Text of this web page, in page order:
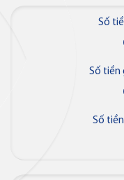
Số
Số tiền
Số